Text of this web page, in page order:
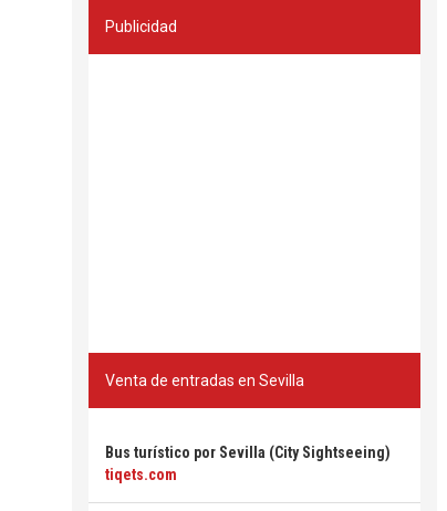
Publicidad
Venta de entradas en Sevilla
Bus turístico por Sevilla (City Sightseeing)
tiqets.com